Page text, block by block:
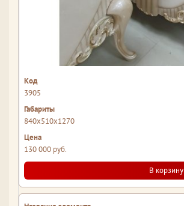
3905
840x510x1270
130 000 руб.
В корзину